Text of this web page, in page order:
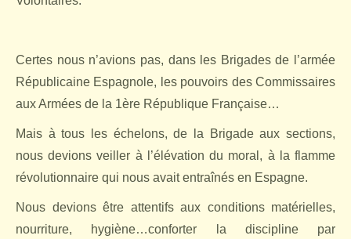
Certes nous n’avions pas, dans les Brigades de l’armée
Républicaine Espagnole, les pouvoirs des Commissaires
aux Armées de la 1ère République Française…
Mais à tous les échelons, de la Brigade aux sections,
nous devions veiller à l’élévation du moral, à la flamme
révolutionnaire qui nous avait entraînés en Espagne.
Nous devions être attentifs aux conditions matérielles,
nourriture, hygiène…conforter la discipline par